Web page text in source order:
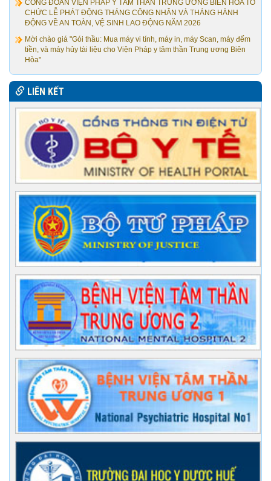
CÔNG ĐOÀN VIỆN PHÁP Y TÂM THẦN TRUNG ƯƠNG BIÊN HÒA TỔ
CHỨC LỄ PHÁT ĐỘNG THÁNG CÔNG NHÂN VÀ THÁNG HÀNH
ĐỘNG VỀ AN TOÀN, VỆ SINH LAO ĐỘNG NĂM 2026
Mời chào giá "Gói thầu: Mua máy vi tính, máy in, máy Scan, máy đếm
tiền, và máy hủy tài liệu cho Viện Pháp y tâm thần Trung ương Biên
Hòa"
LIÊN KẾT